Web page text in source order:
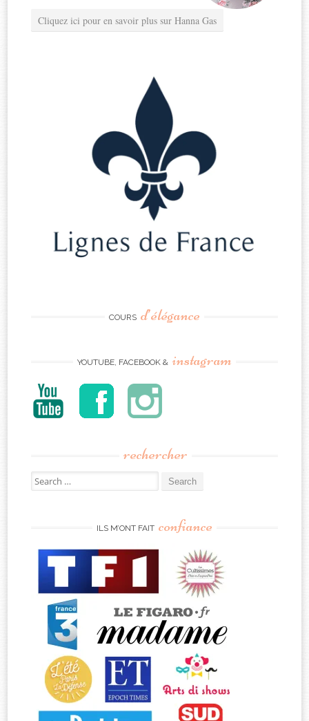
Cliquez ici pour en savoir plus sur Hanna Gas
COURS d’élégance
YOUTUBE, FACEBOOK & instagram
rechercher
Search
for:
ILS M’ONT FAIT confiance